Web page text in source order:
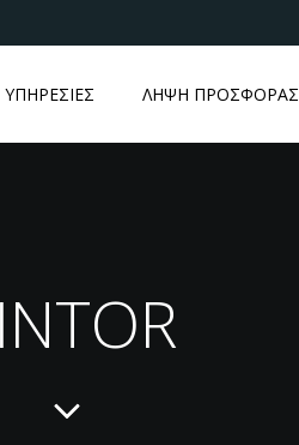
ΥΠΗΡΕΣΙΕΣ ΛΗΨΗ ΠΡΟΣΦΟΡΑΣ